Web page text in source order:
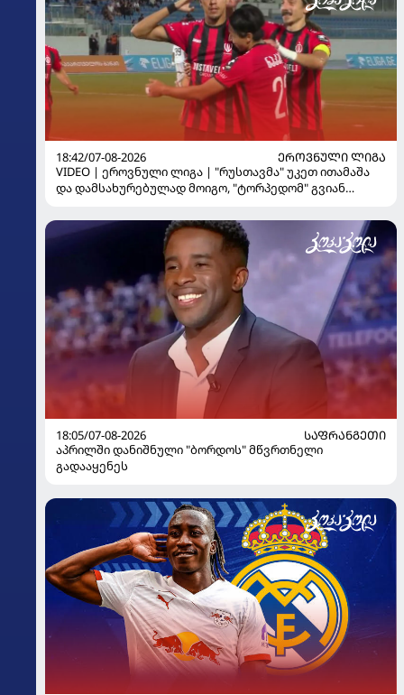
18:42/07-08-2026
ᲔᲠᲝᲕᲜᲣᲚᲘ ᲚᲘᲒᲐ
VIDEO | ეროვნული ლიგა | "რუსთავმა" უკეთ ითამაშა
და დამსახურებულად მოიგო, "ტორპედომ" გვიან
18:05/07-08-2026
ᲡᲐᲤᲠᲐᲜᲒᲔᲗᲘ
აპრილში დანიშნული "ბორდოს" მწვრთნელი
გადააყენეს